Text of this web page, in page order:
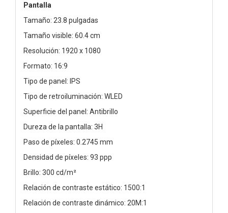
Pantalla
Tamaño: 23.8 pulgadas
Tamaño visible: 60.4 cm
Resolución: 1920 x 1080
Formato: 16:9
Tipo de panel: IPS
Tipo de retroiluminación: WLED
Superficie del panel: Antibrillo
Dureza de la pantalla: 3H
Paso de píxeles: 0.2745 mm
Densidad de píxeles: 93 ppp
Brillo: 300 cd/m²
Relación de contraste estático: 1500:1
Relación de contraste dinámico: 20M:1